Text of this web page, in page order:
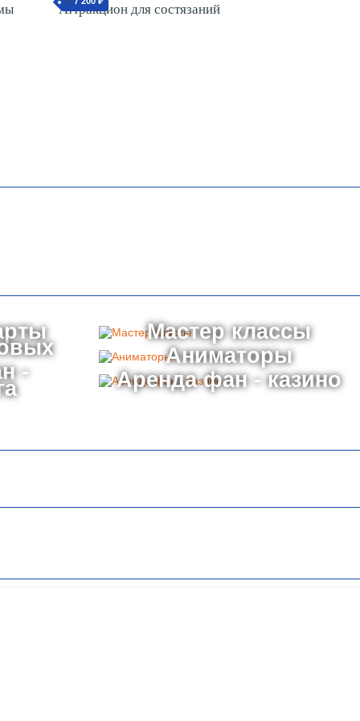
от
Аттракцион для состязаний
Мастер классы
Аниматоры
- Аренда фан - казино